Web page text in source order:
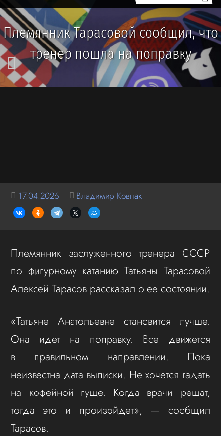
Племянник Тарасовой сообщил, что
тренер пошла на поправку
17.04.2026 Владимир Ковпак
Племянник заслуженного тренера СССР
по фигурному катанию Татьяны Тарасовой
Алексей Тарасов рассказал о ее состоянии.
«Татьяне Анатольевне становится лучше.
Она идет на поправку. Все движется
в правильном направлении. Пока
неизвестна дата выписки. Не хочется гадать
на кофейной гуще. Когда врачи решат,
тогда это и произойдет», — сообщил
Тарасов.